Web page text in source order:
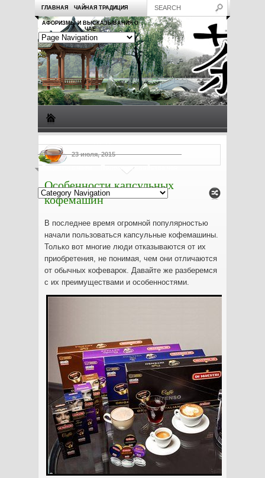
ГЛАВНАЯ ЧАЙНАЯ ТРАДИЦИЯ
АФОРИЗМЫ И ВЫСКАЗЫВАНИЯ О
ЧАЕ
Рецепты с чаем Полезные свойства чая
23 июля, 2015
Особенности капсульных
кофемашин
В последнее время огромной популярностью
начали пользоваться капсульные кофемашины.
Только вот многие люди отказываются от их
приобретения, не понимая, чем они отличаются
от обычных кофеварок. Давайте же разберемся
с их преимуществами и особенностями.